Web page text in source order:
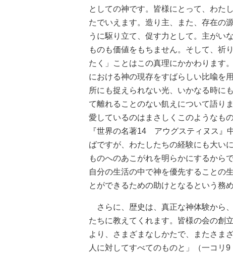
としての神です。皆様にとって、わた
たでいえます。造り主、また、存在の
うに駆り立て、促す力として。主がい
ものも価値をもちません。そして、祈
たく」ことはこの真理にかかわります
における神の現存をすばらしい比喩を
所にも捉えられない光、いかなる時に
て離れることのない飢えについて語り
愛しているのはまさしくこのようなも
『世界の名著14 アウグスティヌス』
ばですが、わたしたちの経験にも大い
ものへのあこがれを明らかにするから
自分の生活の中で神を優先することの
とができるための助けとなるという務
さらに、歴史は、真正な神体験から
たちに教えてくれます。皆様の会の創
より、さまざまなしかたで、またさま
人に対してすべてのものと」（一コリ9